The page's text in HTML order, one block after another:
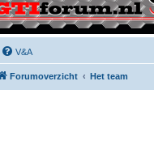
V&A
Forumoverzicht Het team